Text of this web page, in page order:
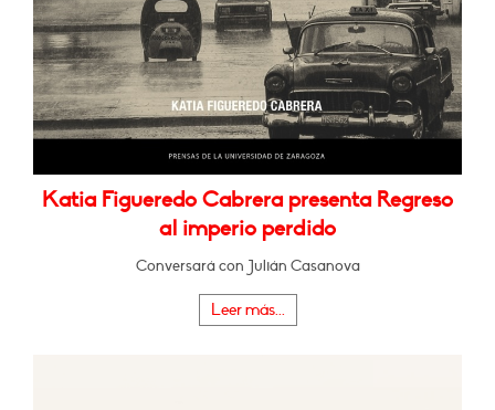
Katia Figueredo Cabrera presenta Regreso
al imperio perdido
Conversará con Julián Casanova
Leer más...